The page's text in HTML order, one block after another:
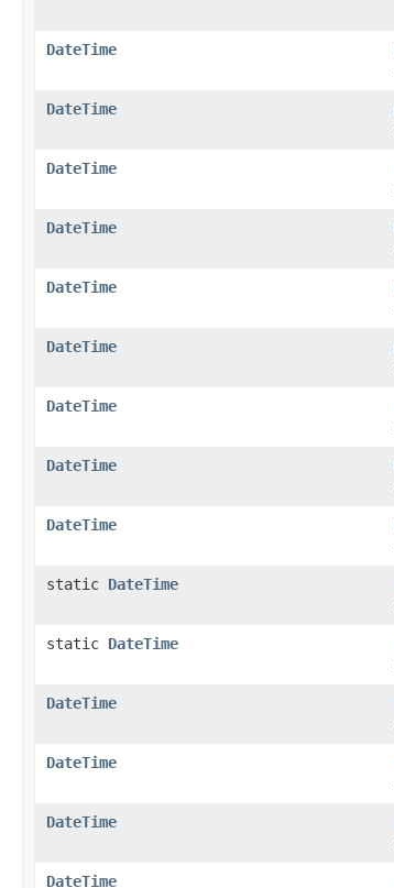
DateTime
DateTime
DateTime
DateTime
DateTime
DateTime
DateTime
DateTime
DateTime
static DateTime
static DateTime
DateTime
DateTime
DateTime
DateTime